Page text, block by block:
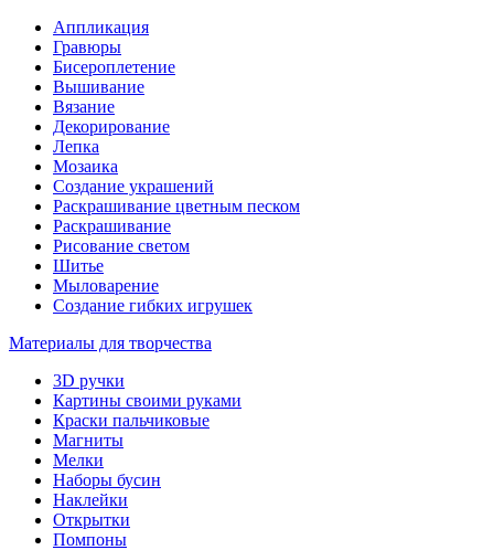
Аппликация
Гравюры
Бисероплетение
Вышивание
Вязание
Декорирование
Лепка
Мозаика
Создание украшений
Раскрашивание цветным песком
Раскрашивание
Рисование светом
Шитье
Мыловарение
Создание гибких игрушек
Материалы для творчества
3D ручки
Картины своими руками
Краски пальчиковые
Магниты
Мелки
Наборы бусин
Наклейки
Открытки
Помпоны